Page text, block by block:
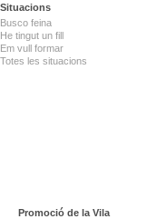
Situacions
Busco feina
He tingut un fill
Em vull formar
Totes les situacions
Promoció de la Vila